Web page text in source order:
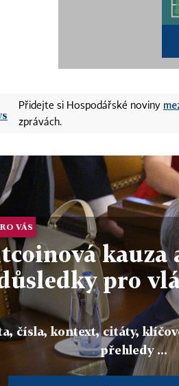
Přidejte si Hospodářské noviny
zprávách.
VÁS
kauza
pro
čísla, kontext, citáty,
přehledy ...